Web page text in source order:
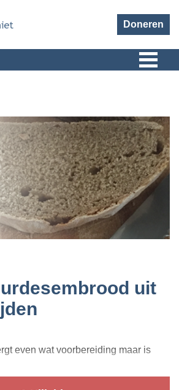
Doneren
uit
even wat voorbereiding maar is